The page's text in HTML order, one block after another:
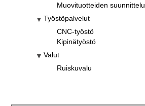
Muovituotteiden suunnittelu
Työstöpalvelut
CNC-työstö
Kipinätyöstö
Valut
Ruiskuvalu